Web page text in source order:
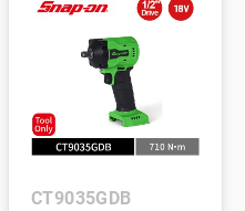
CT9035GDB